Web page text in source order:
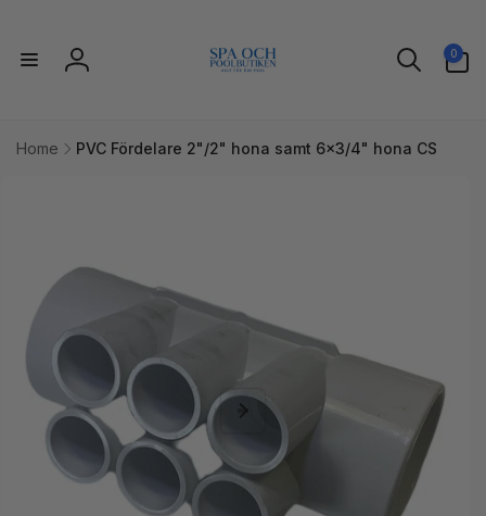
innehåll
Logga
0
artiklar
Home
PVC Fördelare 2"/2" hona samt 6x3/4" hona CS